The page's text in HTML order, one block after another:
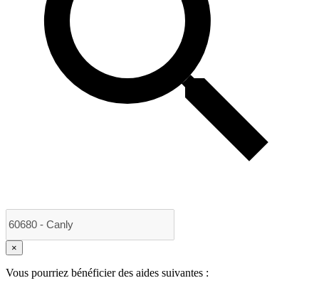
×
Vous pourriez bénéficier des aides suivantes :